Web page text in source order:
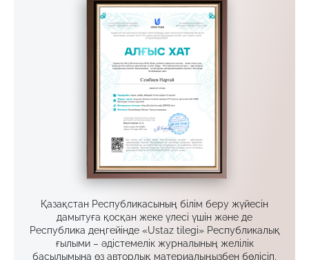
Қазақстан Республикасының білім беру жүйесін
дамытуға қосқан жеке үлесі үшін және де
Республика деңгейінде «Ustaz tilegi» Республикалық
ғылыми – әдістемелік журналының желілік
басылымына өз авторлық материалыңызбен бөлісіп,